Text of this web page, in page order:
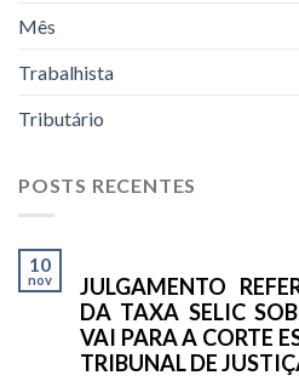
Mês
Trabalhista
Tributário
POSTS RECENTES
10
nov
JULGAMENTO
DA TAXA SELIC
VAI PARA A CORTE
TRIBUNAL DE